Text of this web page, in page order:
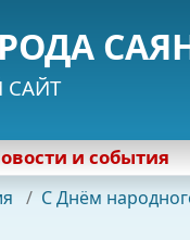
и события
/ С Днём